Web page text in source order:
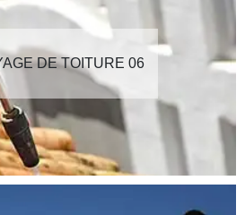
DE TOITURE 06